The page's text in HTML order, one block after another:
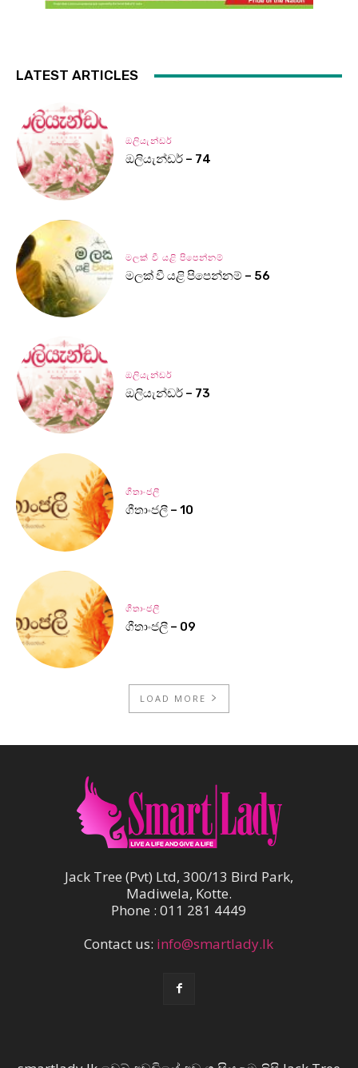
LATEST ARTICLES
ඔලියැන්ඩර්
ඔලියැන්ඩර් – 74
මලක් වී යළි පිපෙන්නම්
මලක් වී යළි පිපෙන්නම් – 56
ඔලියැන්ඩර්
ඔලියැන්ඩර් – 73
ගීතාංජලී
ගීතාංජලී – 10
ගීතාංජලී
ගීතාංජලී – 09
LOAD MORE
Jack Tree (Pvt) Ltd, 300/13 Bird Park,
Madiwela, Kotte.
Phone : 011 281 4449
Contact us: info@smartlady.lk